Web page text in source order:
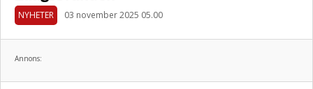
NYHETER 03 november 2025 05.00
Annons: